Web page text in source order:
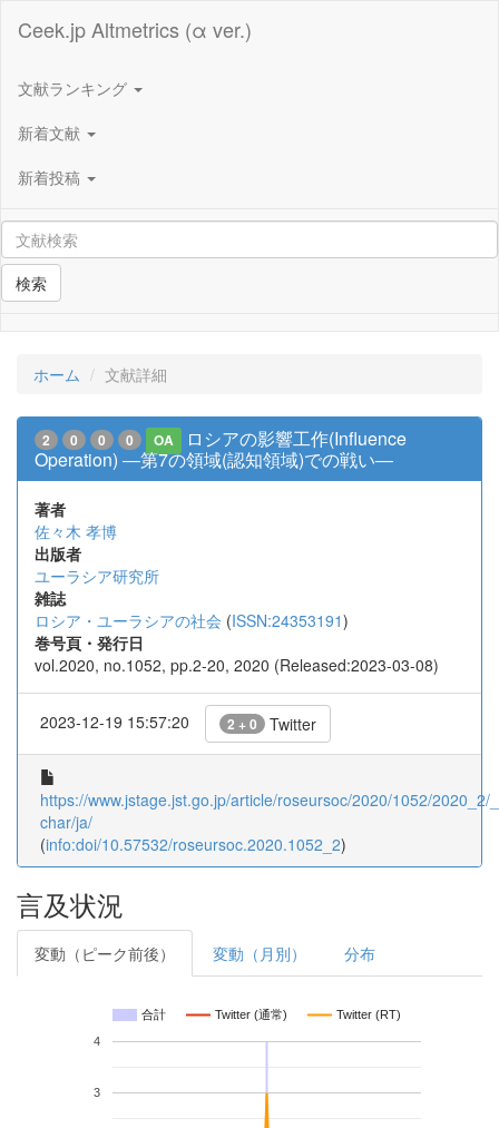
Ceek.jp Altmetrics (α ver.)
文献ランキング
新着文献
新着投稿
検索
ホーム 文献詳細
2 0 0 0 OA
ロシアの影響工作(Influence
Operation) ―第7の領域(認知領域)での戦い―
著者
佐々木 孝博
出版者
ユーラシア研究所
雑誌
ロシア・ユーラシアの社会 (ISSN:24353191)
巻号頁・発行日
vol.2020, no.1052, pp.2-20, 2020 (Released:2023-03-08)
2023-12-19 15:57:20 2 + 0 Twitter
https://www.jstage.jst.go.jp/article/roseursoc/2020/1052/2020_2/
char/ja/
(info:doi/10.57532/roseursoc.2020.1052_2)
言及状況
変動（ピーク前後） 変動（月別） 分布
合計 Twitter (通常) Twitter (RT)
3
4